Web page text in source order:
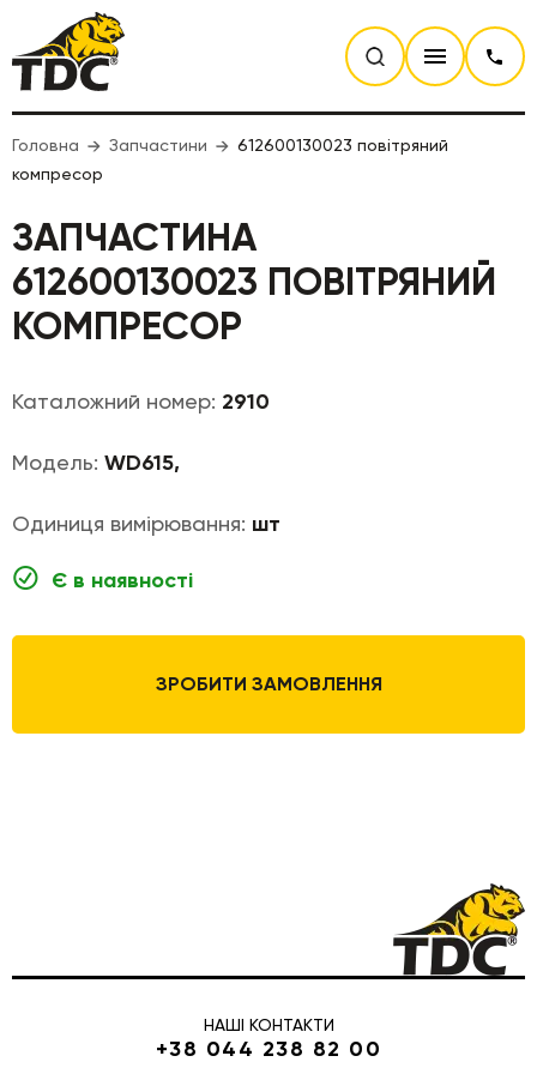
Головна Запчастини
612600130023 повітряний
компресор
ЗАПЧАСТИНА
612600130023 ПОВІТРЯНИЙ
КОМПРЕСОР
Каталожний номер: 2910
Модель: WD615,
Одиниця вимірювання: шт
Є в наявності
ЗРОБИТИ ЗАМОВЛЕННЯ
НАШІ КОНТАКТИ
+38 044 238 82 00